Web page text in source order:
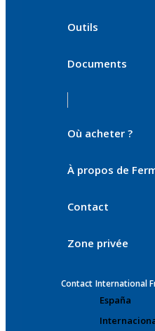
Outils
Documents
Où acheter ?
À propos de
Contact
Zone privée
Contact International
España